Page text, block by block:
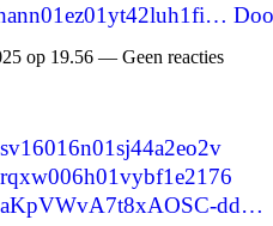
op 19.56 — Geen reacties
dd…